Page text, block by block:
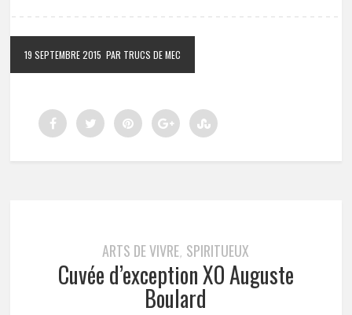
19 SEPTEMBRE 2015 PAR TRUCS DE MEC
ARTS DE VIVRE, SPIRITUEUX
Cuvée d’exception XO Auguste
Boulard